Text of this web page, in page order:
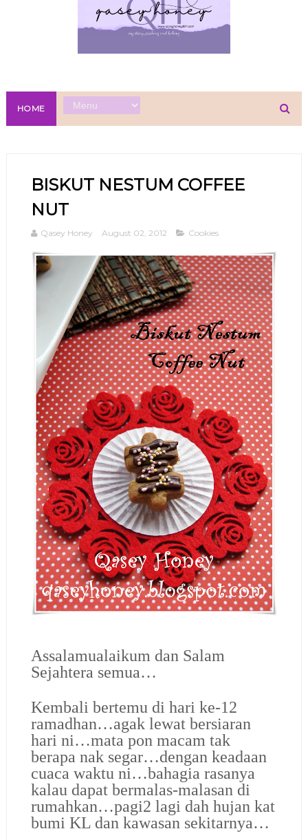
HOME
BISKUT NESTUM COFFEE
NUT
Qasey Honey August 02, 2012 Cookies
Assalamualaikum dan Salam
Sejahtera semua…
Kembali bertemu di hari ke-12
ramadhan…agak lewat bersiaran
hari ni…mata pon macam tak
berapa nak segar…dengan keadaan
cuaca waktu ni…bahagia rasanya
kalau dapat bermalas-malasan di
rumahkan…pagi2 lagi dah hujan kat
bumi KL dan kawasan sekitarnya…